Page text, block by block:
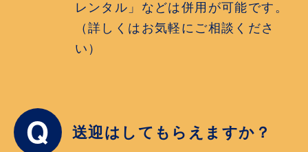
レンタル」などは併用が可能です。
（詳しくはお気軽にご相談くださ
い）
Q 送迎はしてもらえますか？